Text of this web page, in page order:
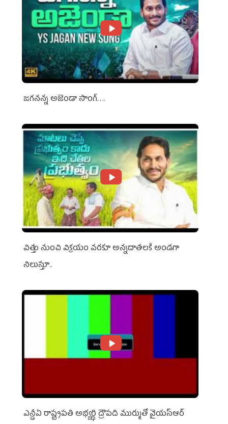
జగనన్న అజెండా సాంగ్….
విత్తు నుంచి విక్రయం వరకూ అన్నదాతలకి అండగా
నిలుస్తూ..
ఎన్డీఏ రాష్ట్ర‌ప‌తి అభ్య‌ర్థి ద్రౌప‌ది ముర్ముతో వైయ‌స్ఆర్